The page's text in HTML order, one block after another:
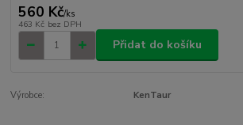
560 Kč/ks
463 Kč bez DPH
Přidat do košíku
Výrobce: KenTaur